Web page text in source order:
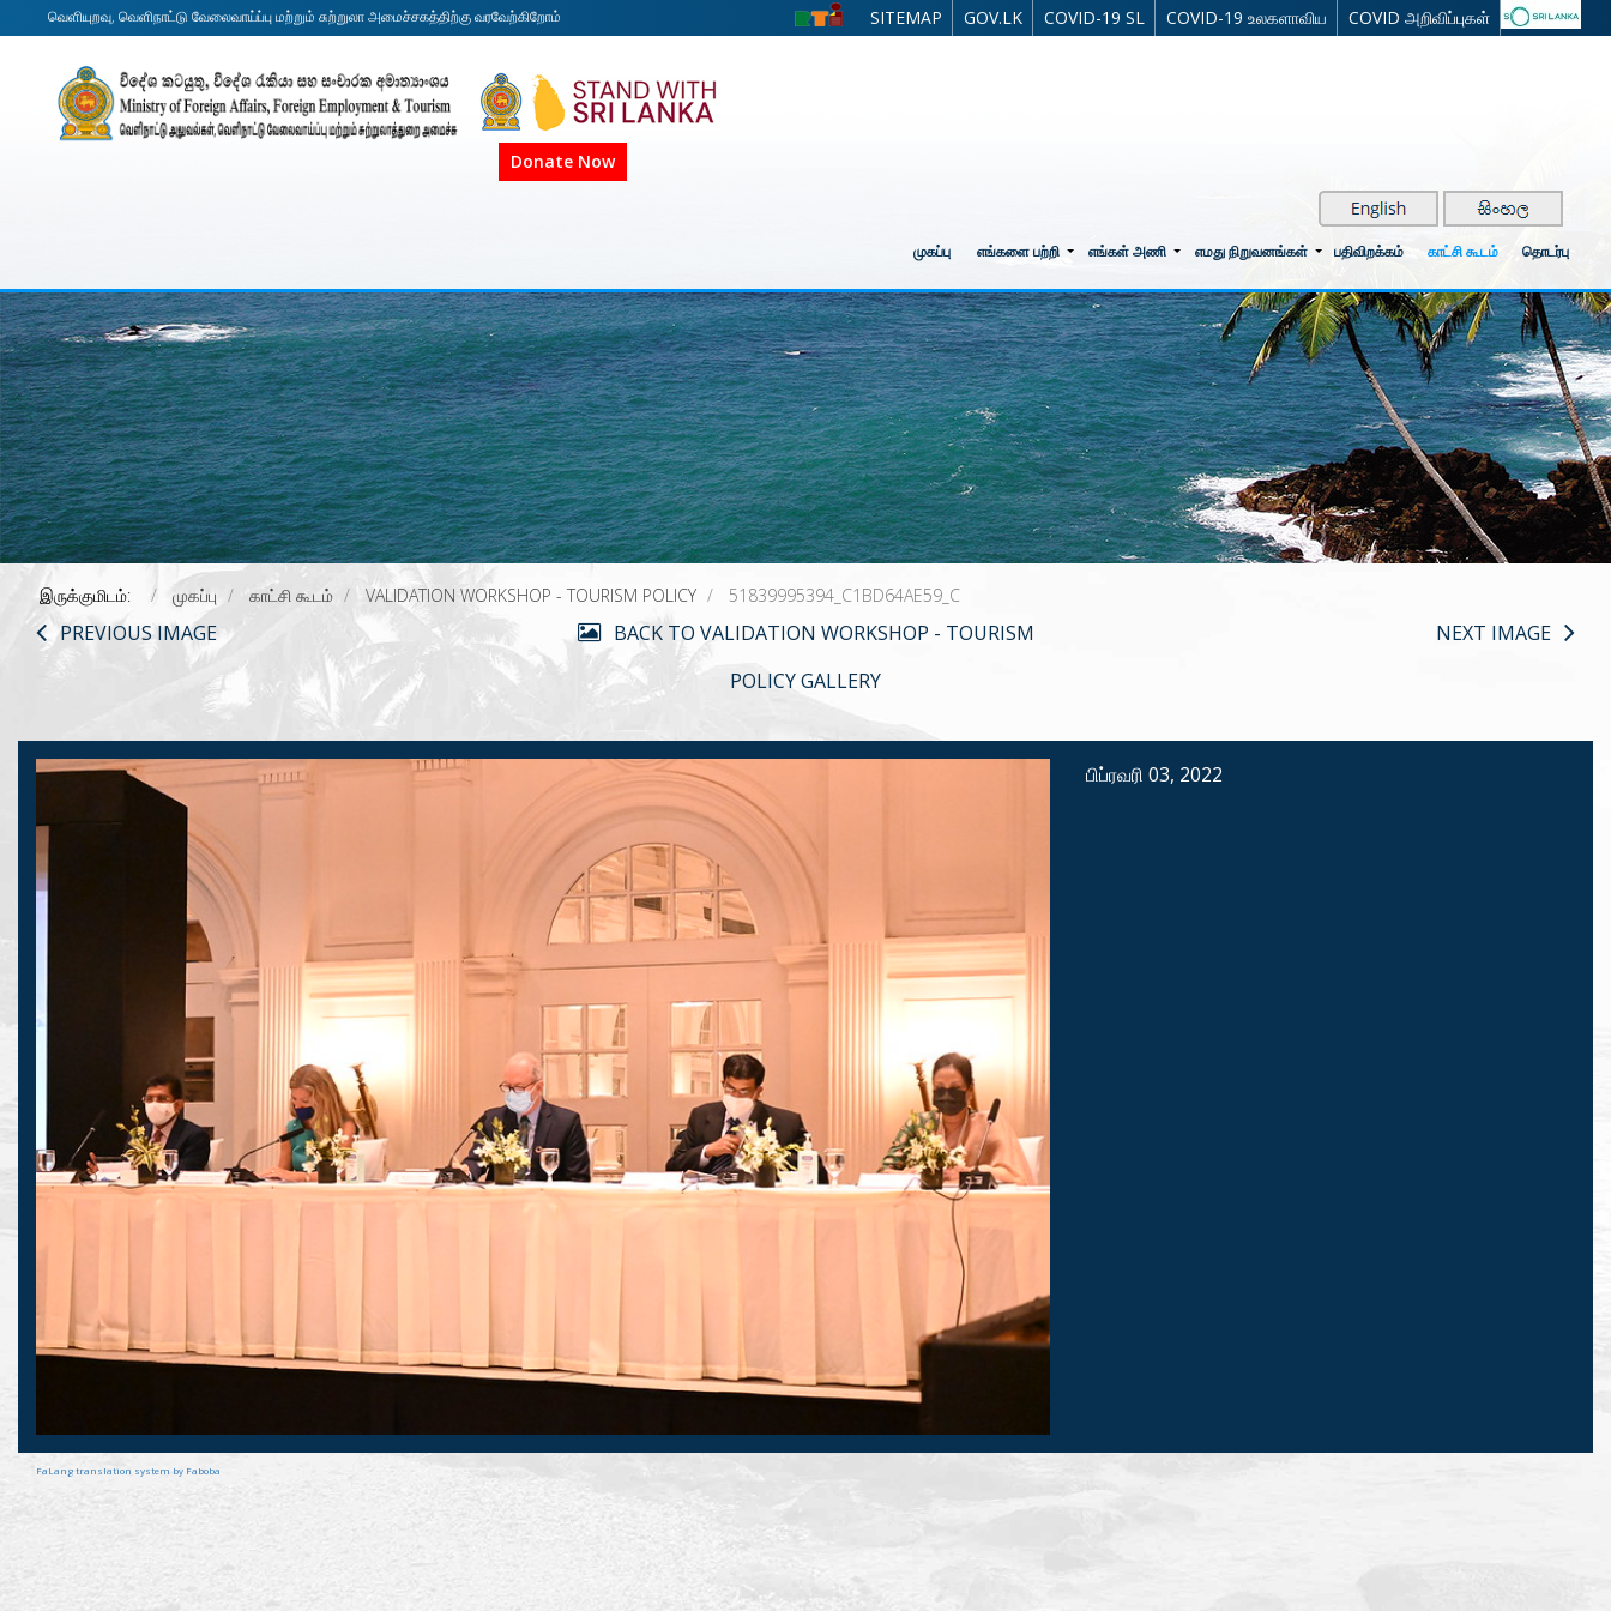
வெளியுறவு, வெளிநாட்டு வேலைவாய்ப்பு மற்றும் சுற்றுலா அமைச்சகத்திற்கு வரவேற்கிறோம் SITEMAP GOV.LK COVID-19 SL COVID-19 உலகளாவிய COVID அறிவிப்புகள்
Donate Now
முகப்பு எங்களை பற்றி எங்கள் அணி எமது நிறுவனங்கள் பதிவிறக்கம் காட்சி கூடம் தொடர்பு
இருக்குமிடம்: முகப்பு காட்சி கூடம் VALIDATION WORKSHOP - TOURISM POLICY 51839995394_C1BD64AE59_C
PREVIOUS IMAGE
BACK TO VALIDATION WORKSHOP - TOURISM
POLICY GALLERY
NEXT IMAGE
பிப்ரவரி 03, 2022
FaLang translation system by Faboba